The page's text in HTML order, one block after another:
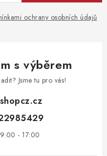
ochrany osobních údajů
s výběrem
Jsme tu pro vás!
- 17:00